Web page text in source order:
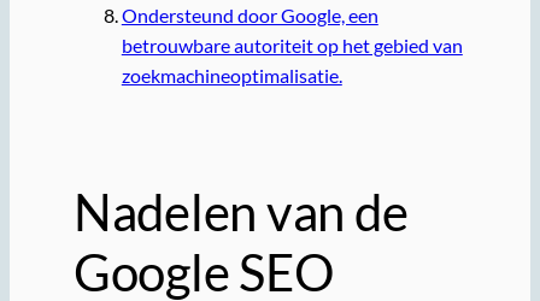
Ondersteund door Google, een
betrouwbare autoriteit op het gebied van
zoekmachineoptimalisatie.
Nadelen van de
Google SEO